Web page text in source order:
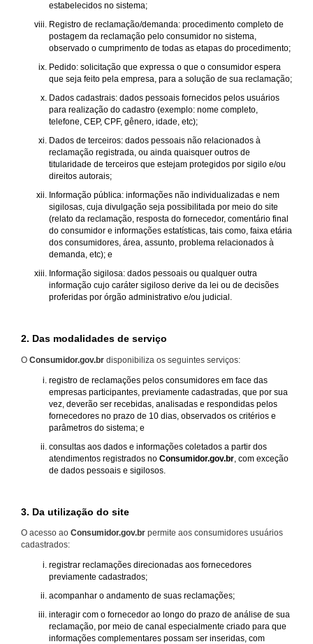
estabelecidos no sistema;
Registro de reclamação/demanda: procedimento completo de
postagem da reclamação pelo consumidor no sistema,
observado o cumprimento de todas as etapas do procedimento;
Pedido: solicitação que expressa o que o consumidor espera
que seja feito pela empresa, para a solução de sua reclamação;
Dados cadastrais: dados pessoais fornecidos pelos usuários
para realização do cadastro (exemplo: nome completo,
telefone, CEP, CPF, gênero, idade, etc);
Dados de terceiros: dados pessoais não relacionados à
reclamação registrada, ou ainda quaisquer outros de
titularidade de terceiros que estejam protegidos por sigilo e/ou
direitos autorais;
Informação pública: informações não individualizadas e nem
sigilosas, cuja divulgação seja possibilitada por meio do site
(relato da reclamação, resposta do fornecedor, comentário final
do consumidor e informações estatísticas, tais como, faixa etária
dos consumidores, área, assunto, problema relacionados à
demanda, etc); e
Informação sigilosa: dados pessoais ou qualquer outra
informação cujo caráter sigiloso derive da lei ou de decisões
proferidas por órgão administrativo e/ou judicial.
2. Das modalidades de serviço
O Consumidor.gov.br disponibiliza os seguintes serviços:
registro de reclamações pelos consumidores em face das
empresas participantes, previamente cadastradas, que por sua
vez, deverão ser recebidas, analisadas e respondidas pelos
fornecedores no prazo de 10 dias, observados os critérios e
parâmetros do sistema; e
consultas aos dados e informações coletados a partir dos
atendimentos registrados no Consumidor.gov.br , com exceção
de dados pessoais e sigilosos.
3. Da utilização do site
O acesso ao Consumidor.gov.br permite aos consumidores usuários
cadastrados:
registrar reclamações direcionadas aos fornecedores
previamente cadastrados;
acompanhar o andamento de suas reclamações;
interagir com o fornecedor ao longo do prazo de análise de sua
reclamação, por meio de canal especialmente criado para que
informações complementares possam ser inseridas, com